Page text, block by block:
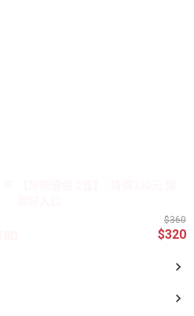
$360
$320